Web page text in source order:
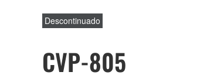
Descontinuado
CVP-805